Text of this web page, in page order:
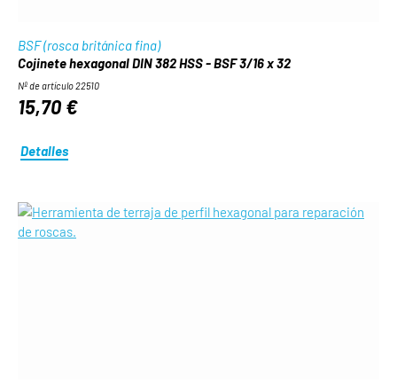
BSF (rosca británica fina)
Cojinete hexagonal DIN 382 HSS - BSF 3/16 x 32
Nº de artículo 22510
15,70 €
Detalles